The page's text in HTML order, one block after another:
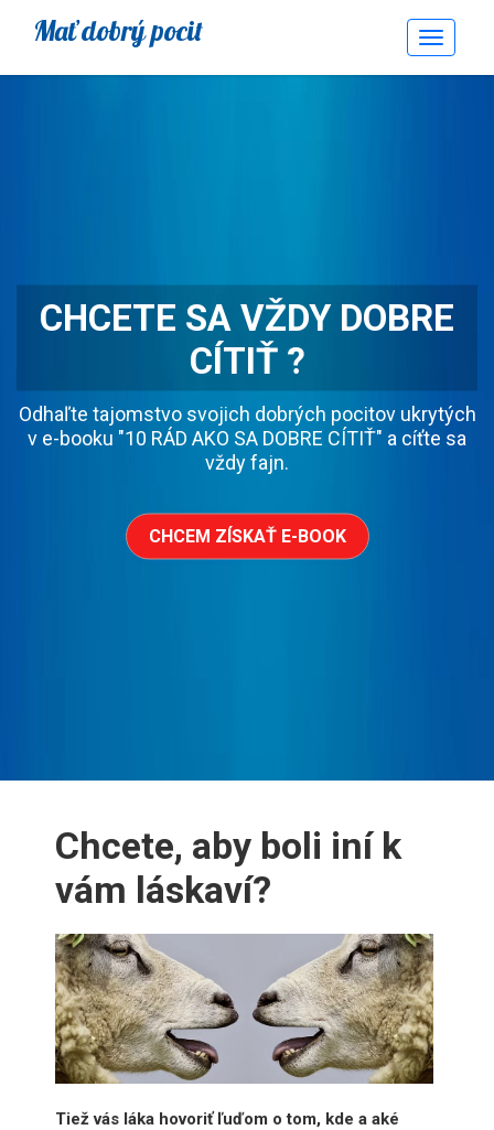
CHCETE SA VŽDY DOBRE
CÍTIŤ ?
Odhaľte tajomstvo svojich dobrých pocitov ukrytých
v e-booku "10 RÁD AKO SA DOBRE CÍTIŤ" a cíťte sa
vždy fajn.
CHCEM ZÍSKAŤ E-BOOK
Mať dobrý pocit
Toggle
Chcete, aby boli iní k
vám láskaví?
Tiež vás láka hovoriť ľuďom o tom, kde a aké